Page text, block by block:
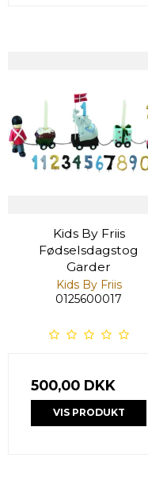
Kids By Friis
Fødselsdagstog
Garder
Kids By Friis
0125600017
500,00 DKK
VIS PRODUKT